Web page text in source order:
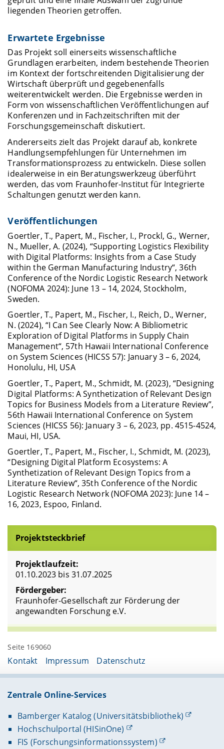
liegenden Theorien getroffen.
Erwartete Ergebnisse
Das Projekt soll einerseits wissenschaftliche
Grundlagen erarbeiten, indem bestehende Theorien
im Kontext der fortschreitenden Digitalisierung der
Wirtschaft überprüft und gegebenenfalls
weiterentwickelt werden. Die Ergebnisse werden in
Form von wissenschaftlichen Veröffentlichungen auf
Konferenzen und in Fachzeitschriften mit der
Forschungsgemeinschaft diskutiert.
Andererseits zielt das Projekt darauf ab, konkrete
Handlungsempfehlungen für Unternehmen im
Transformationsprozess zu entwickeln. Diese sollen
idealerweise in ein Beratungswerkzeug überführt
werden, das vom Fraunhofer-Institut für Integrierte
Schaltungen genutzt werden kann.
Veröffentlichungen
Goertler, T., Papert, M., Fischer, I., Prockl, G., Werner,
N., Mueller, A. (2024), “Supporting Logistics Flexibility
with Digital Platforms: Insights from a Case Study
within the German Manufacturing Industry“, 36th
Conference of the Nordic Logistic Research Network
(NOFOMA 2024): June 13 – 14, 2024, Stockholm,
Sweden.
Goertler, T., Papert, M., Fischer, I., Reich, D., Werner,
N. (2024), “I Can See Clearly Now: A Bibliometric
Exploration of Digital Platforms in Supply Chain
Management“, 57th Hawaii International Conference
on System Sciences (HICSS 57): January 3 – 6, 2024,
Honolulu, HI, USA
Goertler, T., Papert, M., Schmidt, M. (2023), “Designing
Digital Platforms: A Synthetization of Relevant Design
Topics for Business Models from a Literature Review”,
56th Hawaii International Conference on System
Sciences (HICSS 56): January 3 – 6, 2023, pp. 4515-4524,
Maui, HI, USA.
Goertler, T., Papert, M., Fischer, I., Schmidt, M. (2023),
“Designing Digital Platform Ecosystems: A
Synthetization of Relevant Design Topics from a
Literature Review“, 35th Conference of the Nordic
Logistic Research Network (NOFOMA 2023): June 14 –
16, 2023, Espoo, Finland.
Projektsteckbrief
Projektlaufzeit:
01.10.2023 bis 31.07.2025
Fördergeber:
Fraunhofer-Gesellschaft zur Förderung der
angewandten Forschung e.V.
Seite 169060
Kontakt Impressum Datenschutz
Zentrale Online-Services
Bamberger Katalog (Universitätsbibliothek)
Hochschulportal (HISinOne)
FIS (Forschungsinformationssystem)